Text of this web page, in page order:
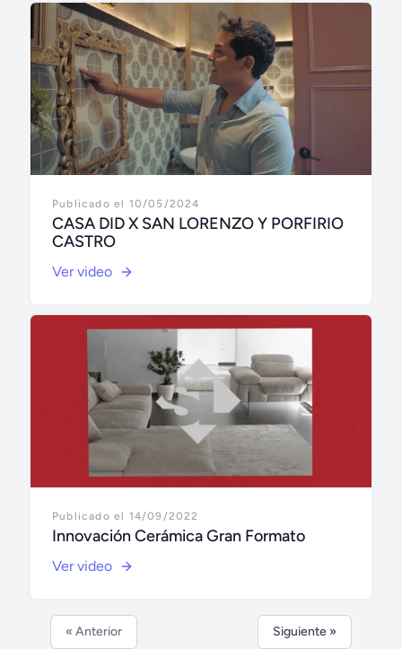
Publicado el 10/05/2024
CASA DID X SAN LORENZO Y PORFIRIO
CASTRO
Ver video
Publicado el 14/09/2022
Innovación Cerámica Gran Formato
Ver video
« Anterior Siguiente »